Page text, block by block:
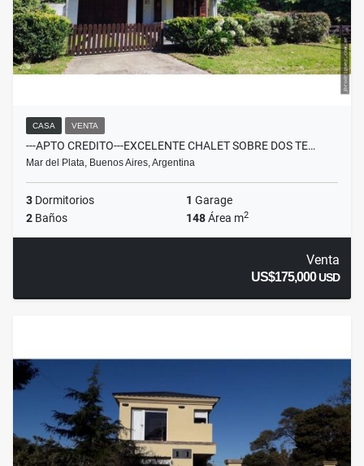
CASA VENTA
---APTO CREDITO---EXCELENTE CHALET SOBRE DOS TE…
Mar del Plata, Buenos Aires, Argentina
3 Dormitorios 1 Garage
2 Baños 148Área m2
Venta
US$175,000USD